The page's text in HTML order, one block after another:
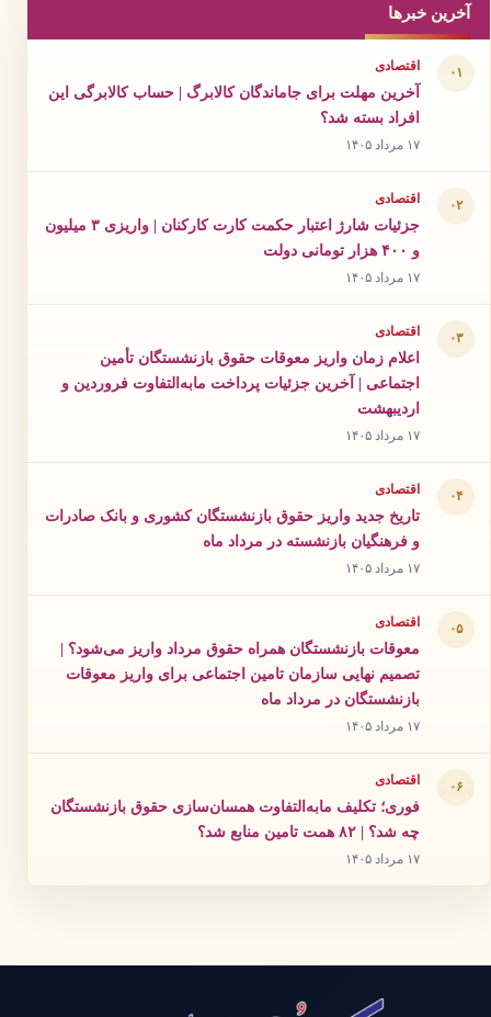
آخرین خبرها
۰۱ اقتصادی
آخرین مهلت برای جاماندگان کالابرگ | حساب کالابرگی این
افراد بسته شد؟
۱۷ مرداد ۱۴۰۵
۰۲ اقتصادی
جزئیات شارژ اعتبار حکمت کارت کارکنان | واریزی ۳ میلیون
و ۴۰۰ هزار تومانی دولت
۱۷ مرداد ۱۴۰۵
۰۳ اقتصادی
اعلام زمان واریز معوقات حقوق بازنشستگان تأمین
اجتماعی | آخرین جزئیات پرداخت مابه‌التفاوت فروردین و
اردیبهشت
۱۷ مرداد ۱۴۰۵
۰۴ اقتصادی
تاریخ جدید واریز حقوق بازنشستگان کشوری و بانک صادرات
و فرهنگیان بازنشسته در مرداد ماه
۱۷ مرداد ۱۴۰۵
۰۵ اقتصادی
معوقات بازنشستگان همراه حقوق مرداد واریز می‌شود؟ |
تصمیم نهایی سازمان تامین اجتماعی برای واریز معوقات
بازنشستگان در مرداد ماه
۱۷ مرداد ۱۴۰۵
۰۶ اقتصادی
فوری؛ تکلیف مابه‌التفاوت همسان‌سازی حقوق بازنشستگان
چه شد؟ | ۸۲ همت تامین منابع شد؟
۱۷ مرداد ۱۴۰۵